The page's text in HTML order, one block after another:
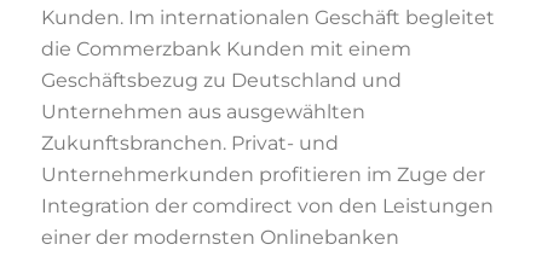
Kunden. Im internationalen Geschäft begleitet
die Commerzbank Kunden mit einem
Geschäftsbezug zu Deutschland und
Unternehmen aus ausgewählten
Zukunftsbranchen. Privat- und
Unternehmerkunden profitieren im Zuge der
Integration der comdirect von den Leistungen
einer der modernsten Onlinebanken